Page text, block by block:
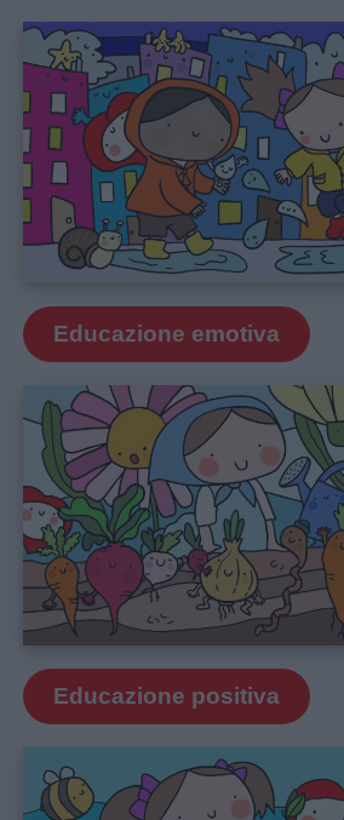
Educazione emotiva
Educazione positiva